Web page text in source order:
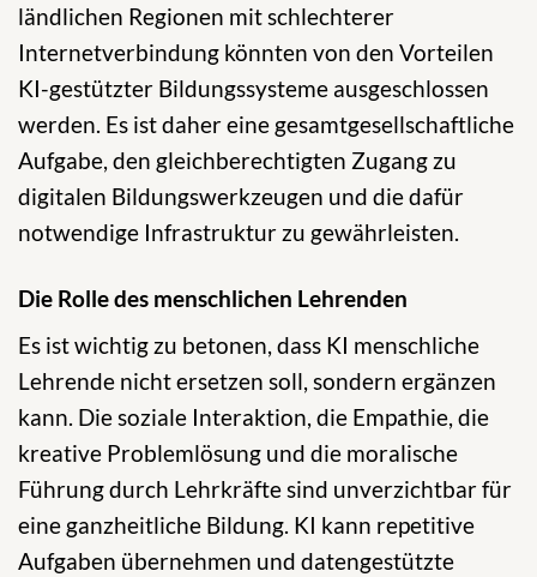
ländlichen Regionen mit schlechterer
Internetverbindung könnten von den Vorteilen
KI-gestützter Bildungssysteme ausgeschlossen
werden. Es ist daher eine gesamtgesellschaftliche
Aufgabe, den gleichberechtigten Zugang zu
digitalen Bildungswerkzeugen und die dafür
notwendige Infrastruktur zu gewährleisten.
Die Rolle des menschlichen Lehrenden
Es ist wichtig zu betonen, dass KI menschliche
Lehrende nicht ersetzen soll, sondern ergänzen
kann. Die soziale Interaktion, die Empathie, die
kreative Problemlösung und die moralische
Führung durch Lehrkräfte sind unverzichtbar für
eine ganzheitliche Bildung. KI kann repetitive
Aufgaben übernehmen und datengestützte